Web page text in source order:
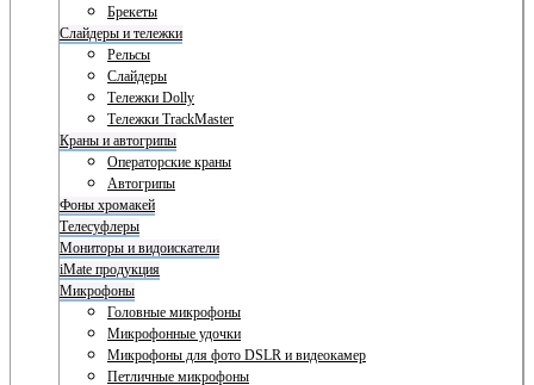
Брекеты
Слайдеры и тележки
Рельсы
Слайдеры
Тележки Dolly
Тележки TrackMaster
Краны и автогрипы
Операторские краны
Автогрипы
Фоны хромакей
Телесуфлеры
Мониторы и видоискатели
iMate продукция
Микрофоны
Головные микрофоны
Микрофонные удочки
Микрофоны для фото DSLR и видеокамер
Петличные микрофоны